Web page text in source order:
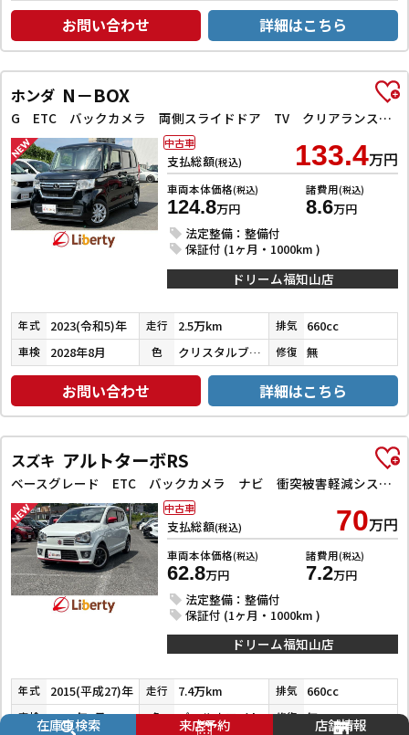
お問い合わせ 詳細はこちら
ホンダ N－BOX
G ETC バックカメラ 両側スライドドア TV クリアランスソナー オートクルーズコントロール レーンアシスト 衝突被害軽減システム オートライト LEDヘッドランプ スマートキー
支払総額(税込) 133.4万円
車両本体価格(税込)
124.8万円
諸費用(税込)
8.6万円
法定整備：整備付
保証付 (1ヶ月・1000km )
中古車
ドリーム福知山店
年式 2023(令和5)年 走行 2.5万km 排気 660cc
車検 2028年8月 色 クリスタルブラックパール 修復 無
お問い合わせ 詳細はこちら
スズキ アルトターボRS
ベースグレード ETC バックカメラ ナビ 衝突被害軽減システム オートライト HID スマートキー アイドリングストップ 電動格納ミラー シートヒーター AT 盗難防止システム ABS ESC アルミホイール
支払総額(税込) 70万円
車両本体価格(税込)
62.8万円
諸費用(税込)
7.2万円
法定整備：整備付
保証付 (1ヶ月・1000km )
中古車
ドリーム福知山店
年式 2015(平成27)年 走行 7.4万km 排気 660cc
車検 2026年9月 色 パールホワイト 修復 無
在庫車検索 来店予約 店舗情報